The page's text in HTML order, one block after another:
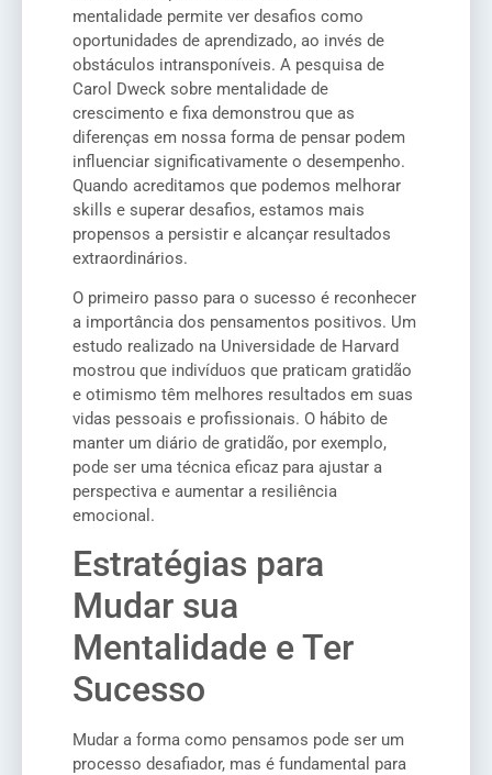
mentalidade permite ver desafios como
oportunidades de aprendizado, ao invés de
obstáculos intransponíveis. A pesquisa de
Carol Dweck sobre mentalidade de
crescimento e fixa demonstrou que as
diferenças em nossa forma de pensar podem
influenciar significativamente o desempenho.
Quando acreditamos que podemos melhorar
skills e superar desafios, estamos mais
propensos a persistir e alcançar resultados
extraordinários.
O primeiro passo para o sucesso é reconhecer
a importância dos pensamentos positivos. Um
estudo realizado na Universidade de Harvard
mostrou que indivíduos que praticam gratidão
e otimismo têm melhores resultados em suas
vidas pessoais e profissionais. O hábito de
manter um diário de gratidão, por exemplo,
pode ser uma técnica eficaz para ajustar a
perspectiva e aumentar a resiliência
emocional.
Estratégias para
Mudar sua
Mentalidade e Ter
Sucesso
Mudar a forma como pensamos pode ser um
processo desafiador, mas é fundamental para